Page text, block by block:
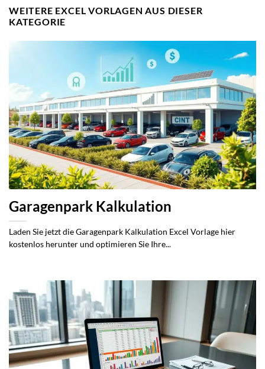
WEITERE EXCEL VORLAGEN AUS DIESER
KATEGORIE
Garagenpark Kalkulation
Laden Sie jetzt die Garagenpark Kalkulation Excel Vorlage hier
kostenlos herunter und optimieren Sie Ihre...